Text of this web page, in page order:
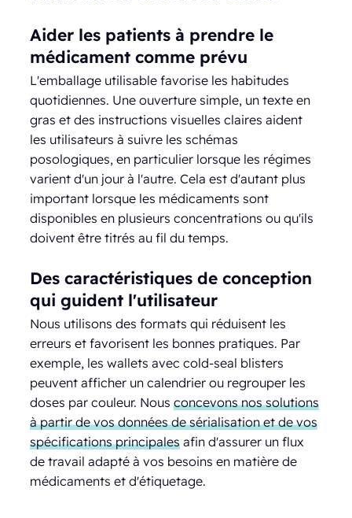
Aider les patients à prendre le
médicament comme prévu
L'emballage utilisable favorise les habitudes
quotidiennes. Une ouverture simple, un texte en
gras et des instructions visuelles claires aident
les utilisateurs à suivre les schémas
posologiques, en particulier lorsque les régimes
varient d'un jour à l'autre. Cela est d'autant plus
important lorsque les médicaments sont
disponibles en plusieurs concentrations ou qu'ils
doivent être titrés au fil du temps.
Des caractéristiques de conception
qui guident l'utilisateur
Nous utilisons des formats qui réduisent les
erreurs et favorisent les bonnes pratiques. Par
exemple, les wallets avec cold-seal blisters
peuvent afficher un calendrier ou regrouper les
doses par couleur. Nousconcevons nos solutions
à partir de vos données de sérialisation et de vos
spécifications principales afin d'assurer un flux
de travail adapté à vos besoins en matière de
médicaments et d'étiquetage.